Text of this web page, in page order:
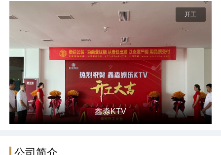
开工
鑫淼KTV